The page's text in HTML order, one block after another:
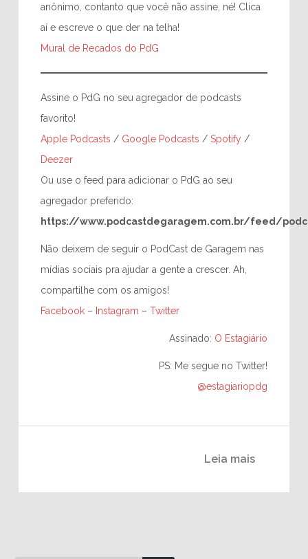
anônimo, contanto que você não assine, né! Clica
aí e escreve o que der na telha!
Mural de Recados do PdG
Assine o PdG no seu agregador de podcasts
favorito!
Apple Podcasts / Google Podcasts / Spotify/
Deezer
Ou use o feed para adicionar o PdG ao seu
agregador preferido:
https://www.podcastdegaragem.com.br/feed/
Não deixem de seguir o PodCast de Garagem nas
mídias sociais pra ajudar a gente a crescer. Ah,
compartilhe com os amigos!
Facebook– Instagram – Twitter
Assinado: O Estagiário
PS: Me segue no Twitter!
@estagiariopdg
Leia mais